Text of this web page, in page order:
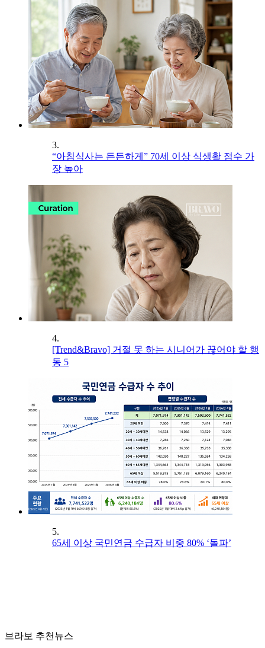
3.
“아침식사는 든든하게” 70세 이상 식생활 점수 가
장 높아
4.
[Trend&Bravo] 거절 못 하는 시니어가 끊어야 할 행
동 5
5.
65세 이상 국민연금 수급자 비중 80% ‘돌파’
브라보 추천뉴스